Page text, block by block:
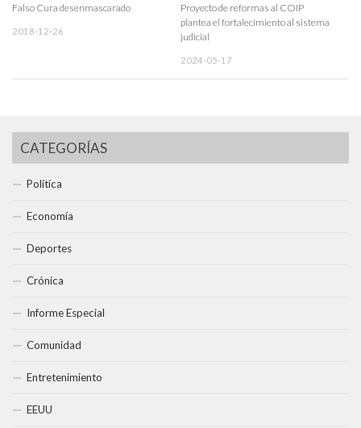
Falso Cura desenmascarado
2018-12-26
Proyecto de reformas al COIP
plantea el fortalecimiento al sistema
judicial
2024-05-17
CATEGORÍAS
Política
Economía
Deportes
Crónica
Informe Especial
Comunidad
Entretenimiento
EEUU